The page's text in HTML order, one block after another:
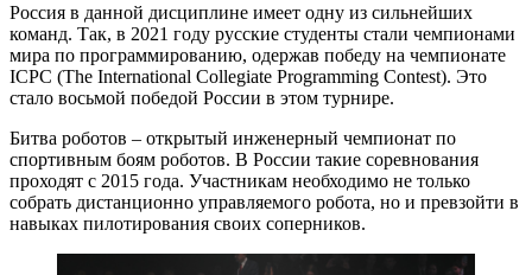
Россия в данной дисциплине имеет одну из сильнейших
команд. Так, в 2021 году русские студенты стали чемпионами
мира по программированию, одержав победу на чемпионате
ICPC (The International Collegiate Programming Contest). Это
стало восьмой победой России в этом турнире.
Битва роботов – открытый инженерный чемпионат по
спортивным боям роботов. В России такие соревнования
проходят с 2015 года. Участникам необходимо не только
собрать дистанционно управляемого робота, но и превзойти в
навыках пилотирования своих соперников.